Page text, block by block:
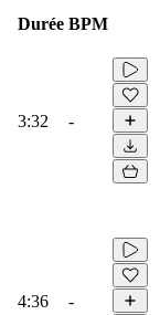
Durée BPM
3:32 -
4:36 -